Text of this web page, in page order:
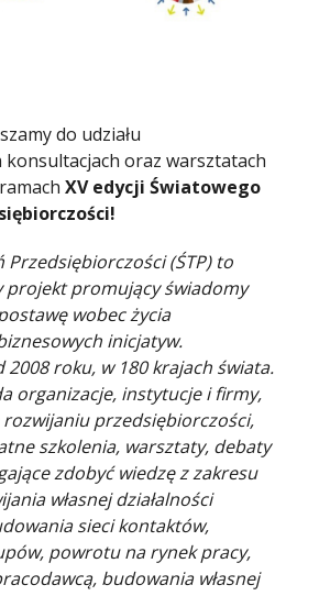
do udziału
konsultacjach oraz warsztatach
XV edycji Światowego
Przedsiębiorczości (ŚTP) to
projekt promujący świadomy
wobec życia
inicjatyw.
2008 roku, w 180 krajach świata.
organizacje, instytucje i firmy,
przedsiębiorczości,
szkolenia, warsztaty, debaty
zdobyć wiedzę z zakresu
własnej działalności
sieci kontaktów,
powrotu na rynek pracy,
budowania własnej